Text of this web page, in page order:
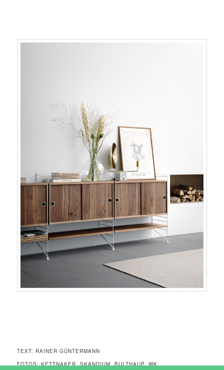
TEXT: RAINER GÜNTERMANN
FOTOS: KETTNAKER, SKANDIUM, BULTHAUP, WK